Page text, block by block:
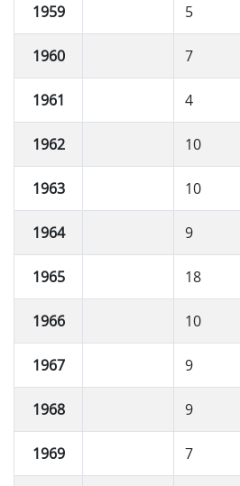
1959 5
1960 7
1961 4
1962 10
1963 10
1964 9
1965 18
1966 10
1967 9
1968 9
1969 7